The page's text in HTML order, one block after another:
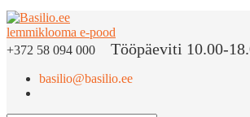
+372 58 094 000 Tööpäeviti 10.00-
basilio@basilio.ee